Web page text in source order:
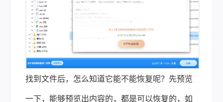
找到文件后，怎么知道它能不能恢复呢？先预览
一下，能够预览出内容的，都是可以恢复的，如